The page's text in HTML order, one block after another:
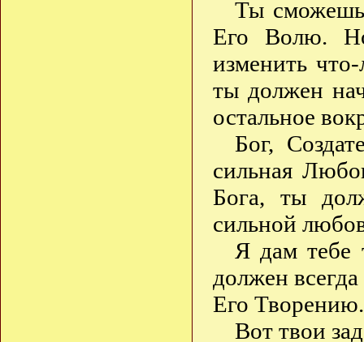
Ты
Его Волю.
изменить
ты должен
остальное
Бог,
сильная
Бога, ты
сильной
Я дам тебе
должен
Его Творению.
Вот твои